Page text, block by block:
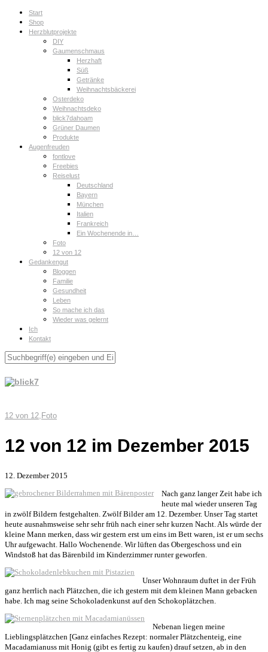
Start
Shop
Herzblutprojekte
DIY
Gaumenschmaus
Herzhaft
Süß
Getränke
Weihnachtsbäckerei
Osterdeko
Weihnachtsdeko
blick7dahoam
Grüner Daumen
Produkte
Augenfreuden
fontlove
Freebies
Reiselust
Deutschland
Bayern
München
Italien
Frankreich
Ein Wochenende in…
Foto
12 von 12
Gedankengut
Bloggen
Familie
Gesundheit
Leben
So mache ich das
Wieder was gelernt
Ich
Kontakt
12 von 12, Foto
12 von 12 im Dezember 2015
12. Dezember 2015
Nach ganz langer Zeit habe ich
heute mal wieder unseren Tag
in zwölf Bildern festgehalten. Zwölf Bilder am 12. Dezember. Unser Tag startet
heute ausnahmsweise sehr sehr früh nach einer sehr kurzen Nacht. Als würde der
kleine Mann merken, dass wir gestern erst um eins im Bett waren, ist er um sechs
Uhr aufgewacht. Hallo Wochenende. Wir lüften das Obergeschoss und ein
Windstoß hat das Bärenbild im Kinderzimmer runter geworfen.
Unser Wohnraum duftet in der Früh
ganz herrlich nach Plätzchen, die ich gestern mit dem kleinen Mann gebacken
habe. Ich mag seine Schokoladenkunst auf den Schokoplätzchen.
Nebenan liegen meine
Lieblingsplätzchen [Ganz einfaches Rezept: normaler Plätzchenteig, eine
Macadamianuss mit Honig (gibt es fertig zu kaufen) drauf setzen, ab in den